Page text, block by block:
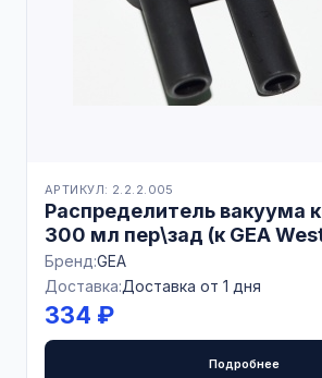
АРТИКУЛ: 2.2.2.005
Распределитель вакуума
300 мл пер\зад (к GEA
Бренд:GEA
Доставка:Доставка от 1 дня
334 ₽
Подробнее